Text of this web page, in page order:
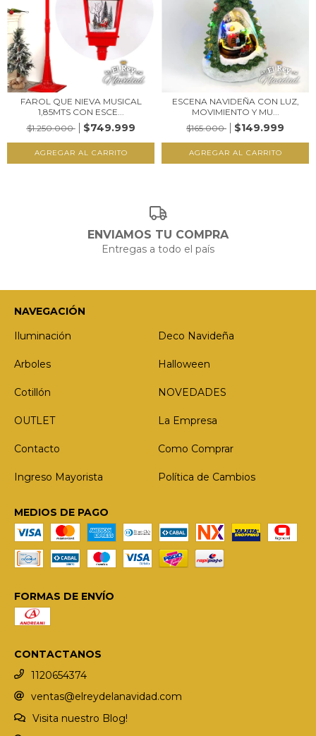
FAROL QUE NIEVA MUSICAL
1,85MTS CON ESCE...
$1.250.000
$749.999
ESCENA NAVIDEÑA CON LUZ,
MOVIMIENTO Y MU...
$165.000
$149.999
ENVIAMOS TU COMPRA
Entregas a todo el país
NAVEGACIÓN
Iluminación
Deco Navideña
Arboles Halloween
Cotillón NOVEDADES
OUTLET La Empresa
Contacto Como Comprar
Ingreso Mayorista Política de Cambios
MEDIOS DE PAGO
FORMAS DE ENVÍO
CONTACTANOS
1120654374
ventas@elreydelanavidad.com
Visita nuestro Blog!